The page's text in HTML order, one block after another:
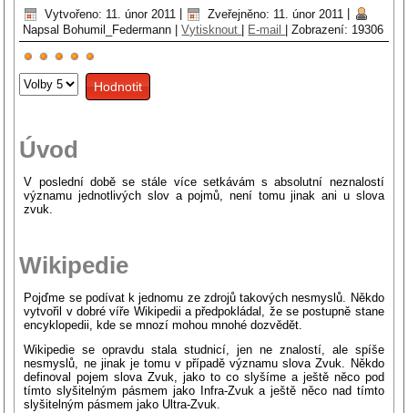
Vytvořeno: 11. únor 2011 Zveřejněno: 11. únor 2011
Napsal Bohumil_Federmann |Vytisknout E-mail |Zobrazení: 19306
uživatelů:
/5
Hodnoťte
prosím
Úvod
V poslední době se stále více setkávám s absolutní neznalostí
významu jednotlivých slov a pojmů, není tomu jinak ani u slova
zvuk.
Wikipedie
Pojďme se podívat k jednomu ze zdrojů takových nesmyslů. Někdo
vytvořil v dobré víře Wikipedii a předpokládal, že se postupně stane
encyklopedii, kde se mnozí mohou mnohé dozvědět.
Wikipedie se opravdu stala studnicí, jen ne znalostí, ale spíše
nesmyslů, ne jinak je tomu v případě významu slova Zvuk. Někdo
definoval pojem slova Zvuk, jako to co slyšíme a ještě něco pod
tímto slyšitelným pásmem jako Infra-Zvuk a ještě něco nad tímto
slyšitelným pásmem jako Ultra-Zvuk.